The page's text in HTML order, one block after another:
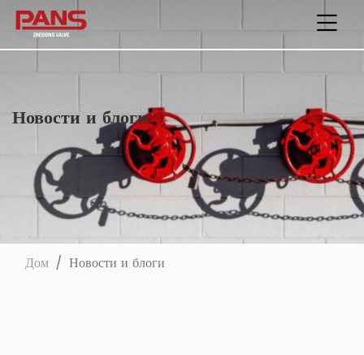
Новости и блоги
Дом Новости и блоги